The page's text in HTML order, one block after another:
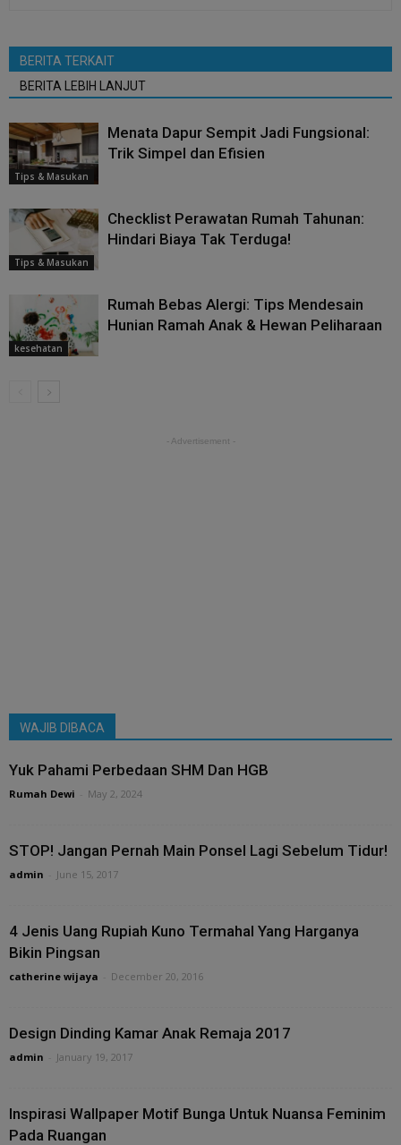
BERITA TERKAIT
BERITA LEBIH LANJUT
Tips & Masukan
Menata Dapur Sempit Jadi Fungsional:
Trik Simpel dan Efisien
Tips & Masukan
Checklist Perawatan Rumah Tahunan:
Hindari Biaya Tak Terduga!
kesehatan
Rumah Bebas Alergi: Tips Mendesain
Hunian Ramah Anak & Hewan Peliharaan
- Advertisement -
WAJIB DIBACA
Yuk Pahami Perbedaan SHM Dan HGB
Rumah Dewi May 2, 2024
STOP! Jangan Pernah Main Ponsel Lagi Sebelum Tidur!
admin June 15, 2017
4 Jenis Uang Rupiah Kuno Termahal Yang Harganya
Bikin Pingsan
catherine wijaya December 20, 2016
Design Dinding Kamar Anak Remaja 2017
admin January 19, 2017
Inspirasi Wallpaper Motif Bunga Untuk Nuansa Feminim
Pada Ruangan